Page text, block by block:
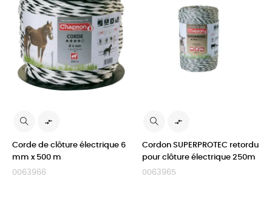

Corde de clôture électrique 6
mm x 500 m
0063966

Cordon SUPERPROTEC retordu
pour clôture électrique 250m
0063965